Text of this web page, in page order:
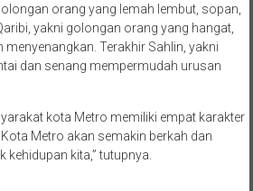
orang yang lemah lembut, sopan,
yakni golongan orang yang hangat,
menyenangkan. Terakhir Sahlin, yakni
dan senang mempermudah urusan
kota Metro memiliki empat karakter
Metro akan semakin berkah dan
kehidupan kita,” tutupnya.